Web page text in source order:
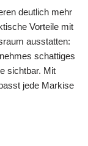
deutlich mehr
Vorteile mit
ausstatten:
schattiges
sichtbar. Mit
jede Markise